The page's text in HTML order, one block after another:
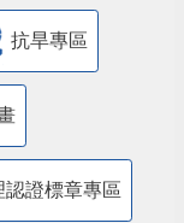
抗旱專區
證標章專區